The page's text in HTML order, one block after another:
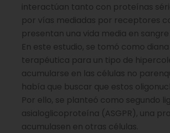
interactúan tanto con proteínas
por vías mediadas por receptores
presentan una vida media en
En este estudio, se tomó como
terapéutica para un tipo de
acumularse en las células no
había que buscar que estos
Por ello, se planteó como segundo
asialoglicoproteína (ASGPR), una
acumulasen en otras células.